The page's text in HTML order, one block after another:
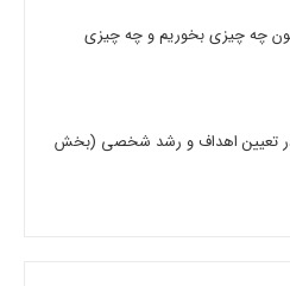
چه چیزی بخوریم و چه چیزی
تعیین اهداف و رشد شخصی (بخش